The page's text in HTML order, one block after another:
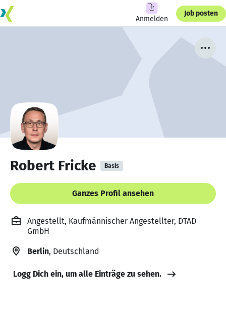
Anmelden
Job posten
Robert Fricke Basis
Ganzes Profil ansehen
Angestellt, Kaufmännischer Angestellter, DTAD
GmbH
Berlin, Deutschland
Logg Dich ein, um alle Einträge zu sehen.